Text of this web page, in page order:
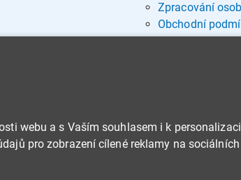
Zpracování
Obchodní
webu a s Vaším souhlasem i k
pro zobrazení cílené reklamy na